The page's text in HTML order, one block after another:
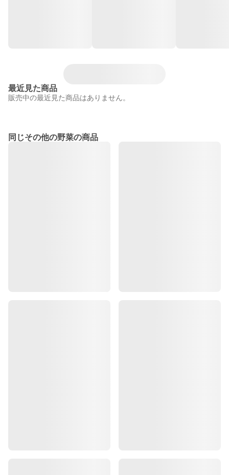
最近見た商品
販売中の最近見た商品はありません。
同じその他の野菜の商品